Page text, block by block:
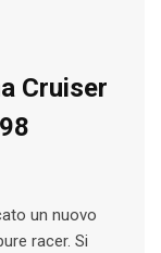
Cruiser
un nuovo
racer. Si